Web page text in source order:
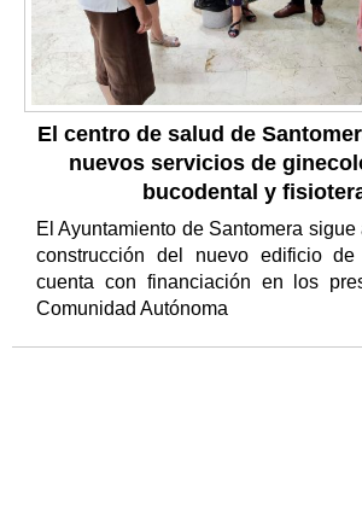
El centro de salud de
nuevos servicios de
bucodental y
El Ayuntamiento de Santomera
construcción del nuevo edificio
cuenta con financiación en los
Comunidad Autónoma